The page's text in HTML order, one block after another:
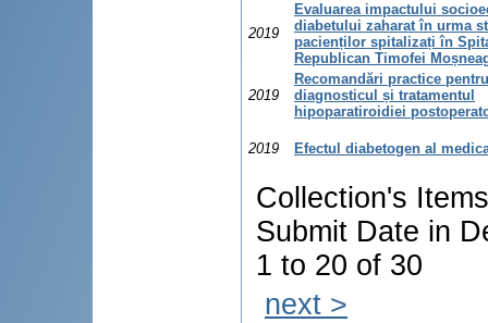
2019
Evaluarea impactului
diabetului zaharat în urma
pacienților spitalizați în
Republican Timofei
2019
Recomandări practice pentru
diagnosticul și tratamentul
hipoparatiroidiei
2019 Efectul diabetogen al
Collection's
Submit Date in
1 to 20 of 30
next >